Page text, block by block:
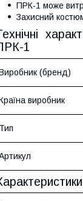
ПРК-1 може
Захисний
1
(бренд)
виробник